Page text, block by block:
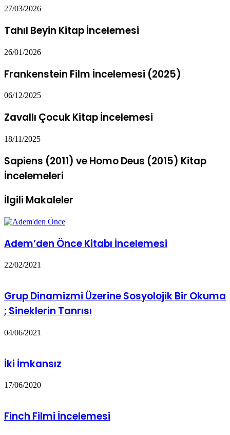
27/03/2026
Tahıl Beyin Kitap İncelemesi
26/01/2026
Frankenstein Film İncelemesi (2025)
06/12/2025
Zavallı Çocuk Kitap İncelemesi
18/11/2025
Sapiens (2011) ve Homo Deus (2015) Kitap
İncelemeleri
İlgili Makaleler
Adem’den Önce Kitabı İncelemesi
22/02/2021
Grup Dinamizmi Üzerine Sosyolojik Bir Okuma
; Sineklerin Tanrısı
04/06/2021
İki İmkansız
17/06/2020
Finch Filmi İncelemesi